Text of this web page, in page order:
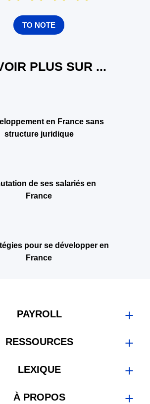
TO NOTE
PLUS SUR ...
en France sans
structure juridique
de ses salariés en
France
pour se développer en
France
PAYROLL
Employer en France
RESSOURCES
Blog
LEXIQUE
À PROPOS